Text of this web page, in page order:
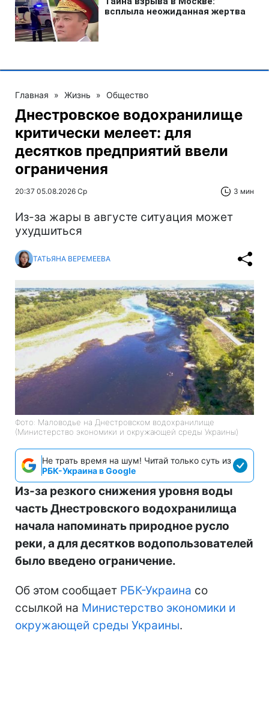
Главная » Жизнь » Общество
Днестровское водохранилище
критически мелеет: для
десятков предприятий ввели
ограничения
20:37 05.08.2026 Ср 3 мин
Из-за жары в августе ситуация может
ухудшиться
ТАТЬЯНА ВЕРЕМЕЕВА
Фото: Маловодье на Днестровском водохранилище
(Министерство экономики и окружающей среды Украины)
Не трать время на шум! Читай только суть из
РБК-Украина в Google
Из-за резкого снижения уровня воды
часть Днестровского водохранилища
начала напоминать природное русло
реки, а для десятков водопользователей
было введено ограничение.
Об этом сообщает РБК-Украина со
ссылкой на Министерство экономики и
окружающей среды Украины.